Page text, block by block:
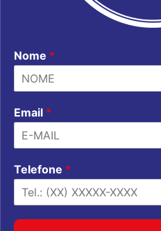
Nome *
Email *
Telefone *